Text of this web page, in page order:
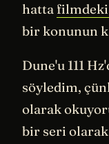
hatta filmdeki
bir konunun
Dune'u 111
söyledim,
olarak
bir seri